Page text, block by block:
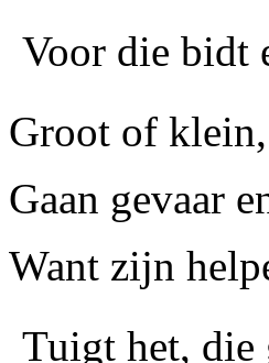
Voor die bidt
Groot of
Gaan gevaar
Want zijn
Tuigt het, die